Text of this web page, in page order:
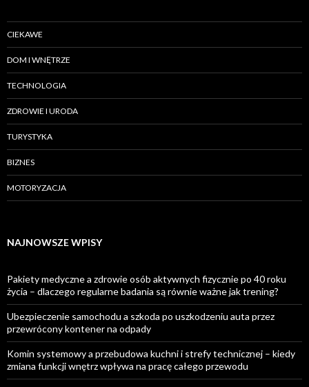
CIEKAWE
DOM I WNĘTRZE
TECHNOLOGIA
ZDROWIE I URODA
TURYSTYKA
BIZNES
MOTORYZACJA
NAJNOWSZE WPISY
Pakiety medyczne a zdrowie osób aktywnych fizycznie po 40 roku
życia – dlaczego regularne badania są równie ważne jak trening?
Ubezpieczenie samochodu a szkoda po uszkodzeniu auta przez
przewrócony kontener na odpady
Komin systemowy a przebudowa kuchni i strefy technicznej – kiedy
zmiana funkcji wnętrz wpływa na pracę całego przewodu